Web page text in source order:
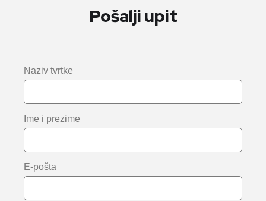
Pošalji upit
Naziv tvrtke
Ime i prezime
E-pošta